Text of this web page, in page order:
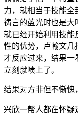
力，就相当于技能全
祷言的蓝光时也是大
就已经开始利用技能
性的优势，卢瀚文几
才反应过来，结果一
立刻就喷上了。
结果对方非但不惭愧
兴欣一帮人都在怀疑